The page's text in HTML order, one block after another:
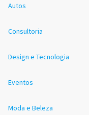
Autos
Consultoria
Design e Tecnologia
Eventos
Moda e Beleza